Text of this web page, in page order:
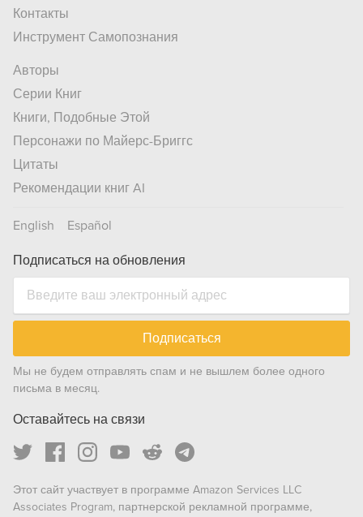
Контакты
Инструмент Самопознания
Авторы
Серии Книг
Книги, Подобные Этой
Персонажи по Майерс-Бриггс
Цитаты
Рекомендации книг AI
English Español
Подписаться на обновления
Подписаться
Мы не будем отправлять спам и не вышлем более одного
письма в месяц.
Оставайтесь на связи
Этот сайт участвует в программе Amazon Services LLC
Associates Program, партнерской рекламной программе,